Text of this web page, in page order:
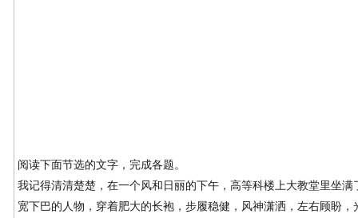
阅读下面节选的文字，完成各题。
我记得清清楚楚，在一个风和日丽的下午，高等科楼上大教堂里坐
宽下巴的人物，穿着肥大的长袍，步履稳健，风神潇洒，左右顾盼